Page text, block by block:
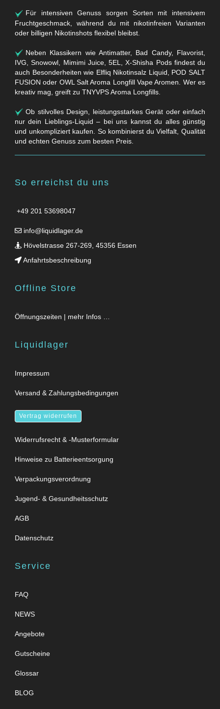
Für intensiven Genuss sorgen Sorten mit intensivem
Fruchtgeschmack, während du mit nikotinfreien Varianten
oder billigen Nikotinshots flexibel bleibst.
Neben Klassikern wie Antimatter, Bad Candy, Flavorist,
IVG, Snowowl, Mimimi Juice, 5EL, X-Shisha Pods findest du
auch Besonderheiten wie Elfliq Nikotinsalz Liquid, POD SALT
FUSION oder OWL Salt Aroma Longfill Vape Aromen. Wer es
kreativ mag, greift zu TNYVPS Aroma Longfills.
Ob stilvolles Design, leistungsstarkes Gerät oder einfach
nur dein Lieblings-Liquid – bei uns kannst du alles günstig
und unkompliziert kaufen. So kombinierst du Vielfalt, Qualität
und echten Genuss zum besten Preis.
So erreichst du uns
+49 201 53698047
info@liquidlager.de
Hövelstrasse 267-269, 45356 Essen
Anfahrtsbeschreibung
Offline Store
Öffnungszeiten | mehr Infos …
Liquidlager
Impressum
Versand & Zahlungsbedingungen
Vertrag widerrufen
Widerrufsrecht & -Musterformular
Hinweise zu Batterieentsorgung
Verpackungsverordnung
Jugend- & Gesundheitsschutz
AGB
Datenschutz
Service
FAQ
NEWS
Angebote
Gutscheine
Glossar
BLOG